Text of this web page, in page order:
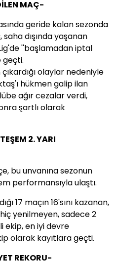
MAÇ-
geride kalan sezonda
dışında yaşanan
''başlamadan iptal
geçti.
olaylar nedeniyle
hükmen galip ilan
ağır cezalar verdi,
şartlı olarak
2. YARI
bu unvanına sezonun
performansıyla ulaştı.
17 maçın 16'sını kazanan,
yenilmeyen, sadece 2
ekip, en iyi devre
olarak kayıtlara geçti.
REKORU-